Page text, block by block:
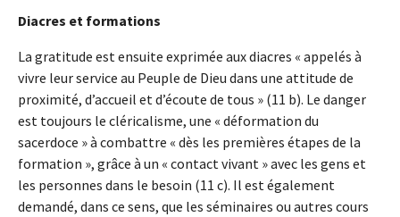
Diacres et formations
La gratitude est ensuite exprimée aux diacres « appelés à
vivre leur service au Peuple de Dieu dans une attitude de
proximité, d’accueil et d’écoute de tous » (11 b). Le danger
est toujours le cléricalisme, une « déformation du
sacerdoce » à combattre « dès les premières étapes de la
formation », grâce à un « contact vivant » avec les gens et
les personnes dans le besoin (11 c). Il est également
demandé, dans ce sens, que les séminaires ou autres cours